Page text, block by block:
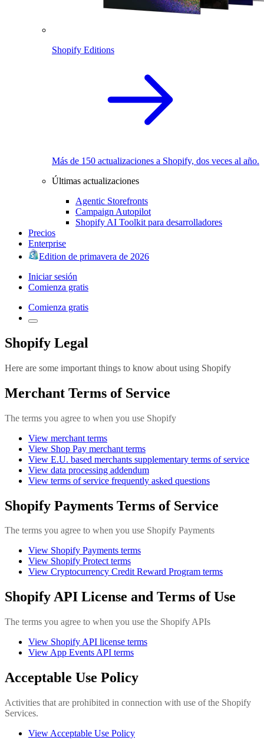
Shopify Editions
Más de 150 actualizaciones a Shopify, dos veces al año.
Últimas actualizaciones
Agentic Storefronts
Campaign Autopilot
Shopify AI Toolkit para desarrolladores
Precios
Enterprise
Edition de primavera de 2026
Iniciar sesión
Comienza gratis
Comienza gratis
Shopify Legal
Here are some important things to know about using Shopify
Merchant Terms of Service
The terms you agree to when you use Shopify
View merchant terms
View Shop Pay merchant terms
View E.U. based merchants supplementary terms of service
View data processing addendum
View terms of service frequently asked questions
Shopify Payments Terms of Service
The terms you agree to when you use Shopify Payments
View Shopify Payments terms
View Shopify Protect terms
View Cryptocurrency Credit Reward Program terms
Shopify API License and Terms of Use
The terms you agree to when you use the Shopify APIs
View Shopify API license terms
View App Events API terms
Acceptable Use Policy
Activities that are prohibited in connection with use of the Shopify
Services.
View Acceptable Use Policy